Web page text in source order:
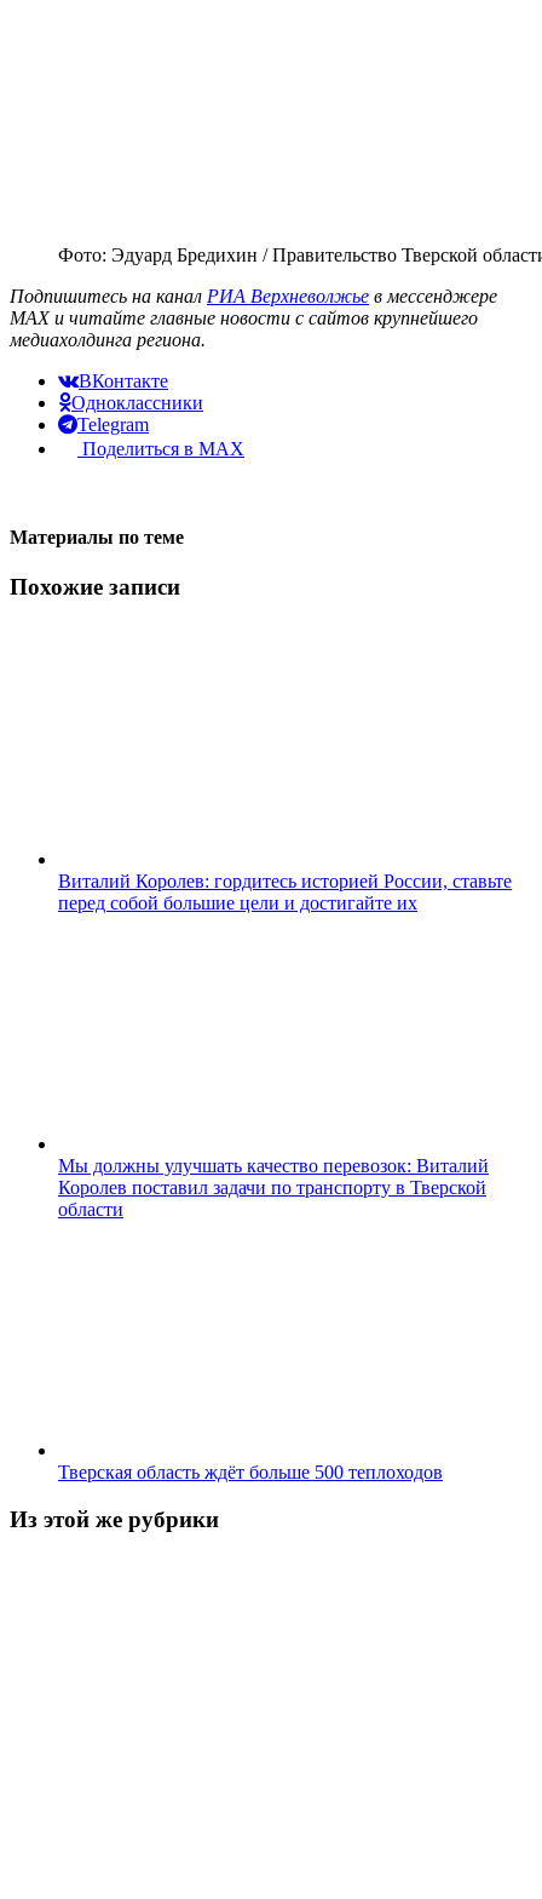
Фото: Эдуард Бредихин / Правительство Тверской
Подпишитесь на канал РИА Верхневолжье в мессенджере
MAX и читайте главные новости с сайтов крупнейшего
медиахолдинга региона.
ВКонтакте
Одноклассники
Telegram
Поделиться в MAX
Материалы по теме
Похожие записи
Виталий Королев: гордитесь историей России, ставьте
перед собой большие цели и достигайте их
Мы должны улучшать качество перевозок: Виталий
Королев поставил задачи по транспорту в Тверской
области
Тверская область ждёт больше 500 теплоходов
Из этой же рубрики